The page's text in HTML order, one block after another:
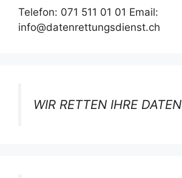
Telefon: 071 511 01 01 Email:
info@datenrettungsdienst.ch
WIR RETTEN IHRE DATEN